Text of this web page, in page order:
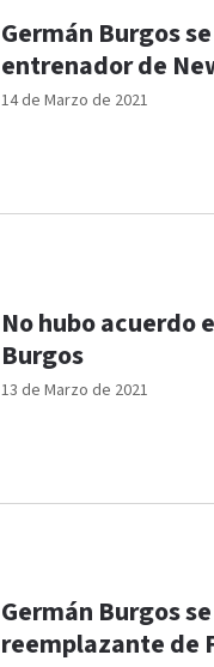
14 de Marzo de 2021
Germán Burgos
entrenador de
13 de Marzo de 2021
No hubo acuerdo
Burgos
Germán Burgos
reemplazante de